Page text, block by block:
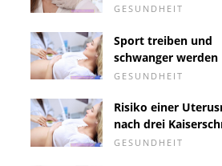
Keine Unterbrechung
der Einnahme von
Hormonpillen und keine
Periode
GESUNDHEIT
Sport treiben und
schwanger werden
GESUNDHEIT
Risiko einer
nach drei
GESUNDHEIT